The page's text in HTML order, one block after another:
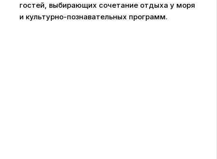
гостей, выбирающих сочетание отдыха у моря
и культурно-познавательных программ.